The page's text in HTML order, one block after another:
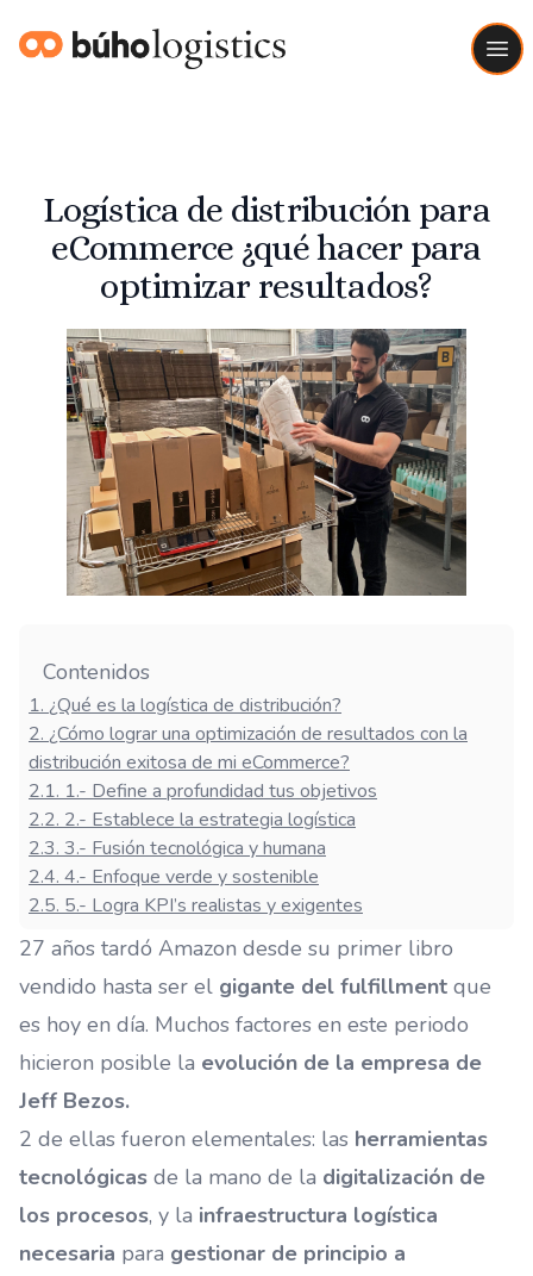
Buho Logistics
Logística de distribución para
eCommerce ¿qué hacer para
optimizar resultados?
Contenidos
1. ¿Qué es la logística de distribución?
2. ¿Cómo lograr una optimización de resultados con la
distribución exitosa de mi eCommerce?
2.1. 1.- Define a profundidad tus objetivos
2.2. 2.- Establece la estrategia logística
2.3. 3.- Fusión tecnológica y humana
2.4. 4.- Enfoque verde y sostenible
2.5. 5.- Logra KPI’s realistas y exigentes
27 años tardó Amazon desde su primer libro
vendido hasta ser el gigante del fulfillment que
es hoy en día. Muchos factores en este periodo
hicieron posible la evolución de la empresa de
Jeff Bezos.
2 de ellas fueron elementales: las herramientas
tecnológicas de la mano de la digitalización de
los procesos, y la infraestructura logística
necesaria para gestionar de principio a